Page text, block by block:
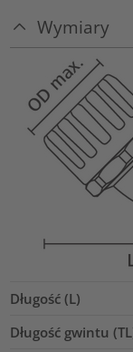
Wymiary
Długość (L)
Długość gwintu